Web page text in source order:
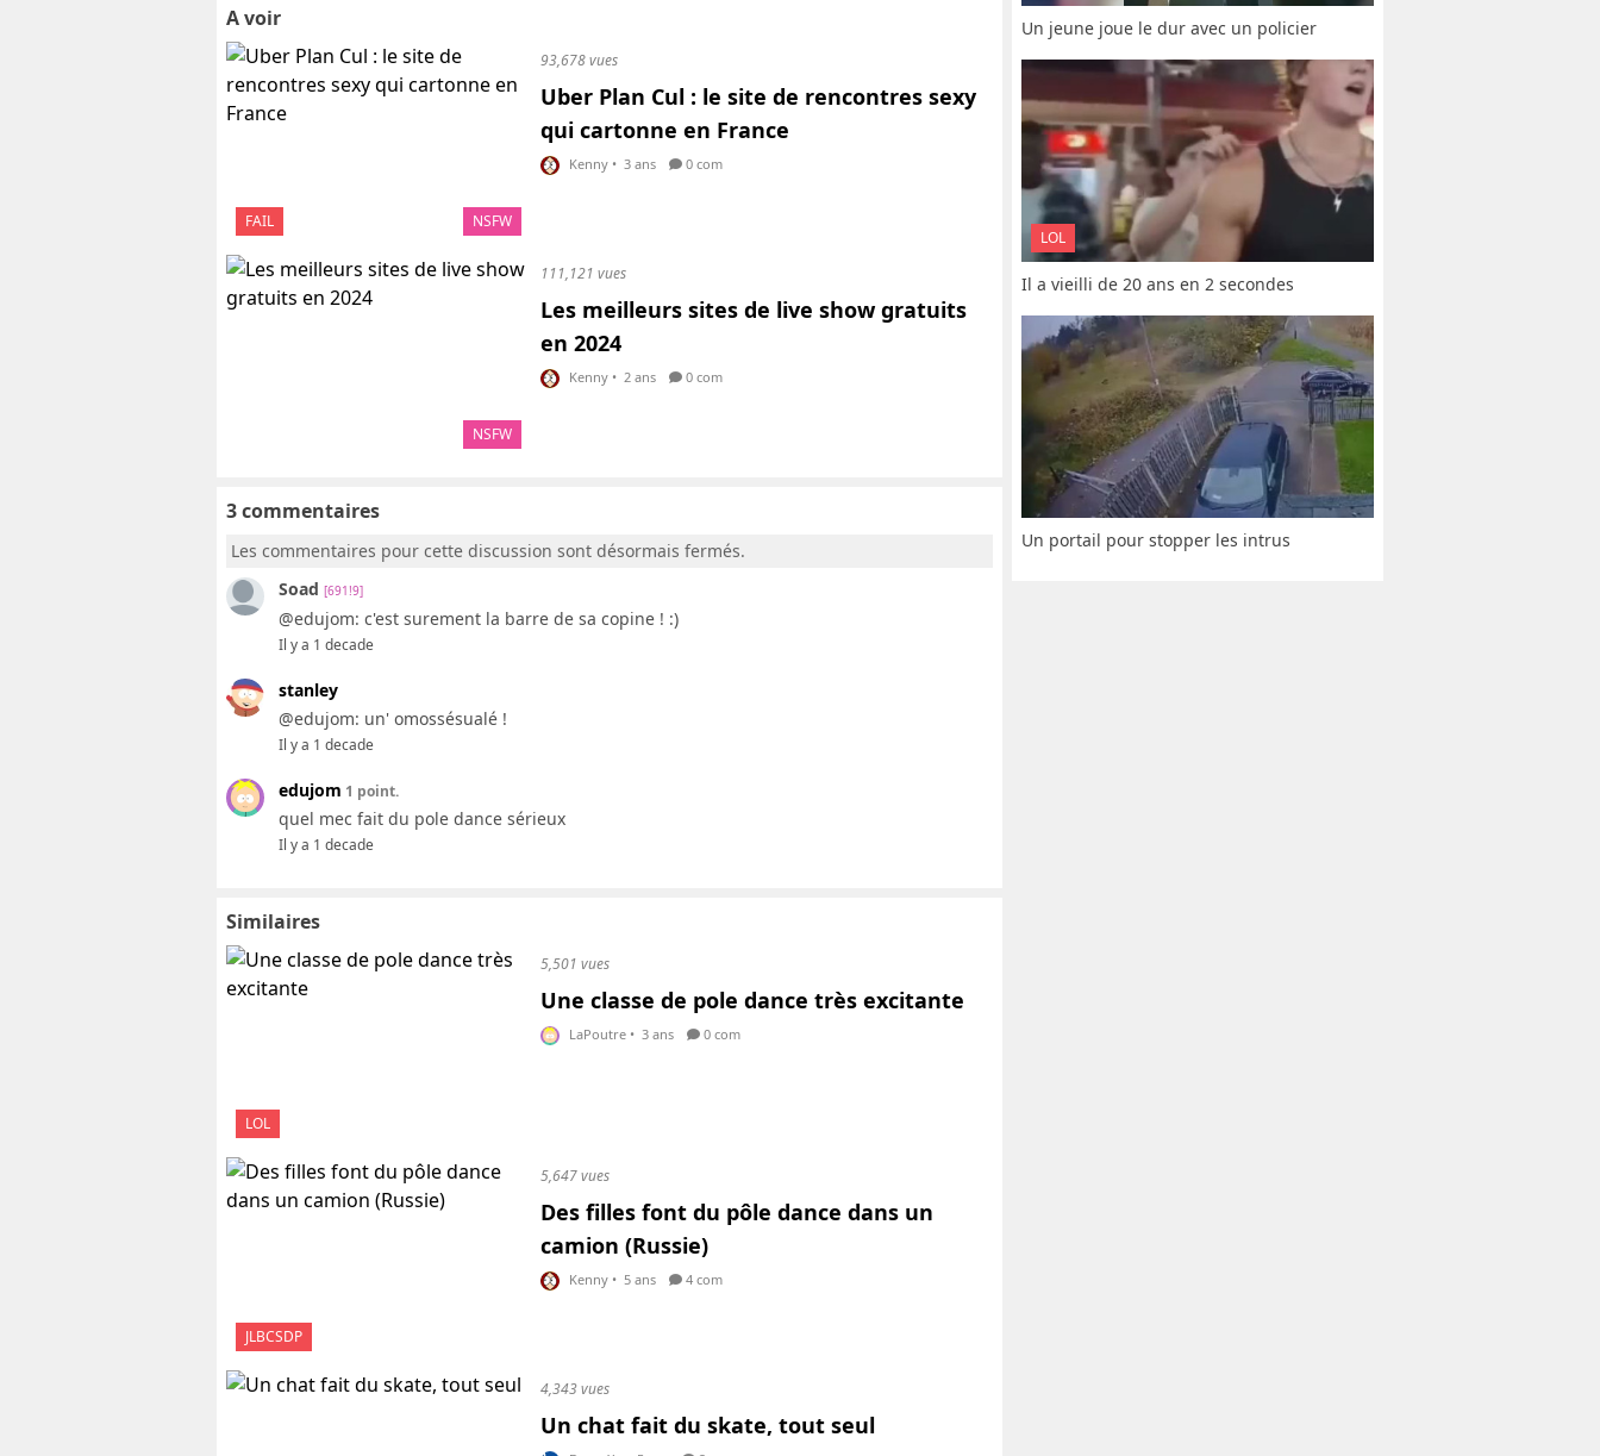
A voir
FAIL NSFW
93,678 vues
Uber Plan Cul : le site de rencontres sexy
qui cartonne en France
Kenny • 3 ans 0 com
NSFW
111,121 vues
Les meilleurs sites de live show gratuits
en 2024
Kenny • 2 ans 0 com
3 commentaires
Les commentaires pour cette discussion sont désormais fermés.
Soad [691!9]
@edujom: c'est surement la barre de sa copine ! :)
Il y a 1 decade
stanley
@edujom: un' omossésualé !
Il y a 1 decade
edujom 1 point.
quel mec fait du pole dance sérieux
Il y a 1 decade
Similaires
LOL
5,501 vues
Une classe de pole dance très excitante
LaPoutre • 3 ans 0 com
JLBCSDP
5,647 vues
Des filles font du pôle dance dans un
camion (Russie)
Kenny • 5 ans 4 com
4,343 vues
Un chat fait du skate, tout seul
Un jeune joue le dur avec un policier
LOL
Il a vieilli de 20 ans en 2 secondes
Un portail pour stopper les intrus